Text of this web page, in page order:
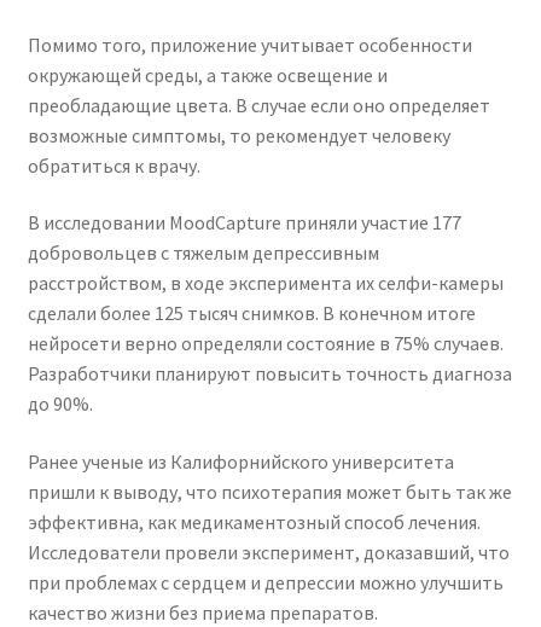
Помимо того, приложение учитывает особенности
окружающей среды, а также освещение и
преобладающие цвета. В случае если оно определяет
возможные симптомы, то рекомендует человеку
обратиться к врачу.
В исследовании MoodCapture приняли участие 177
добровольцев с тяжелым депрессивным
расстройством, в ходе эксперимента их селфи-камеры
сделали более 125 тысяч снимков. В конечном итоге
нейросети верно определяли состояние в 75% случаев.
Разработчики планируют повысить точность диагноза
до 90%.
Ранее ученые из Калифорнийского университета
пришли к выводу, что психотерапия может быть так же
эффективна, как медикаментозный способ лечения.
Исследователи провели эксперимент, доказавший, что
при проблемах с сердцем и депрессии можно улучшить
качество жизни без приема препаратов.